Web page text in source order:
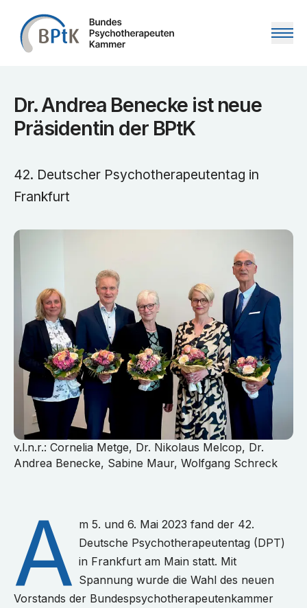
Zum Inhalt springen
Dr. Andrea Benecke ist neue
Präsidentin der BPtK
42. Deutscher Psychotherapeutentag in
Frankfurt
v.l.n.r.: Cornelia Metge, Dr. Nikolaus Melcop, Dr.
Andrea Benecke, Sabine Maur, Wolfgang Schreck
A m 5. und 6. Mai 2023 fand der 42.
Deutsche Psychotherapeutentag (DPT)
in Frankfurt am Main statt. Mit
Spannung wurde die Wahl des neuen
Vorstands der Bundespsychotherapeutenkammer